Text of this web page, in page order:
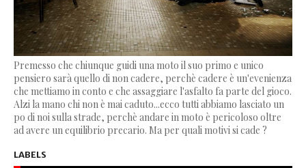
Premesso che chiunque guidi una moto il suo primo e unico
pensiero sarà quello di non cadere, perchè cadere è un'evenienza
che mettiamo in conto e che assaggiare l'asfalto fa parte del gioco.
Alzi la mano chi non è mai caduto...ecco tutti abbiamo lasciato un
po di noi sulla strade, perchè andare in moto è pericoloso oltre
ad avere un equilibrio precario. Ma per quali motivi si cade ?
LABELS